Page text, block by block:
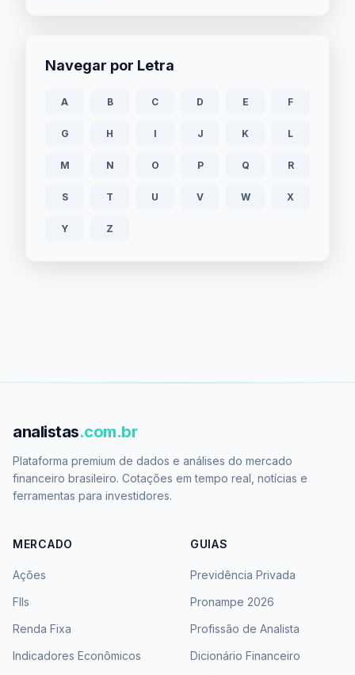
Navegar por Letra
A B C D E F
G H I J K L
M N O P Q R
S T U V W X
Y Z
analistas.com.br
Plataforma premium de dados e análises do mercado
financeiro brasileiro. Cotações em tempo real, notícias e
ferramentas para investidores.
MERCADO
Ações
FIIs
Renda Fixa
Indicadores Econômicos
GUIAS
Previdência Privada
Pronampe 2026
Profissão de Analista
Dicionário Financeiro